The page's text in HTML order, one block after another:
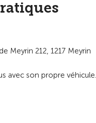
Meyrin 212, 1217 Meyrin
avec son propre